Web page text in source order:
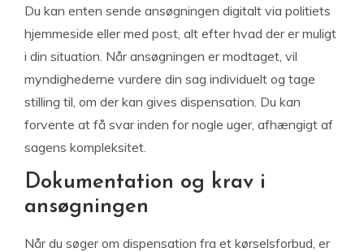
Du kan enten sende ansøgningen digitalt via politiets
hjemmeside eller med post, alt efter hvad der er muligt
i din situation. Når ansøgningen er modtaget, vil
myndighederne vurdere din sag individuelt og tage
stilling til, om der kan gives dispensation. Du kan
forvente at få svar inden for nogle uger, afhængigt af
sagens kompleksitet.
Dokumentation og krav i
ansøgningen
Når du søger om dispensation fra et kørselsforbud, er